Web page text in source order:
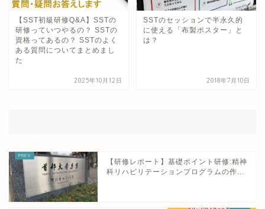
【SST初級研修Q&A】SSTの
研修っていつやるの？ SSTの
資格ってあるの？ SSTのよく
ある質問についてまとめまし
た
2025年10月12日
SSTのセッションで半永久的
に使える「布製ポスター」と
は？
2018年7月10日
【研修レポート】基礎ポイント研修:精神
科リハビリテーションプログラムの作...